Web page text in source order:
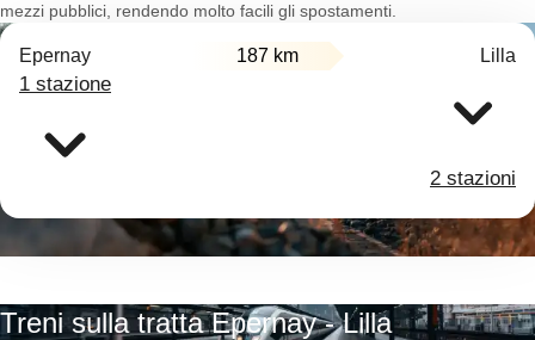
mezzi pubblici, rendendo molto facili gli spostamenti.
Epernay 187 km Lilla
1 stazione
2 stazioni
Treni sulla tratta Epernay - Lilla